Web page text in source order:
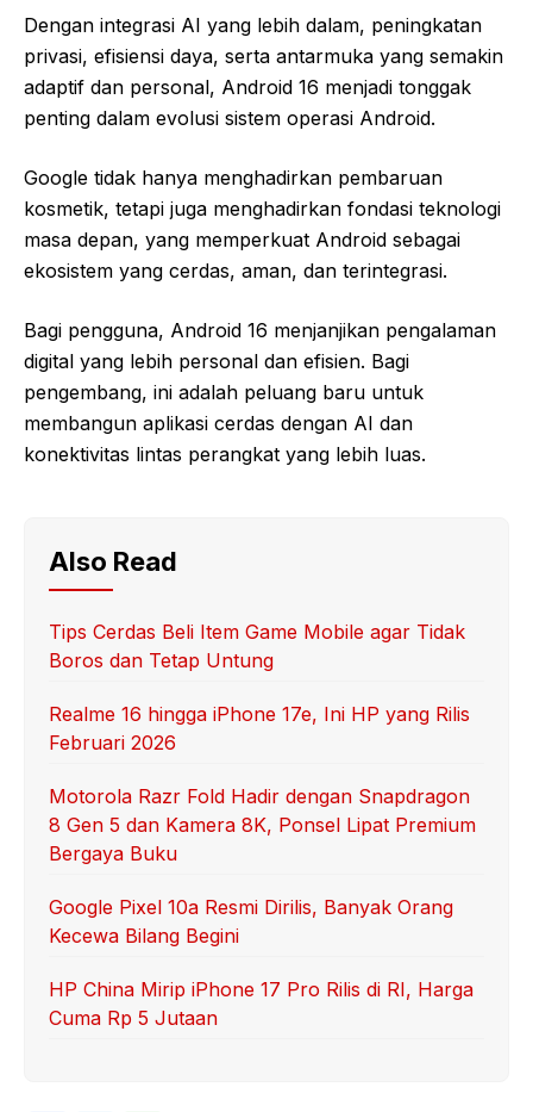
Dengan integrasi AI yang lebih dalam, peningkatan
privasi, efisiensi daya, serta antarmuka yang semakin
adaptif dan personal, Android 16 menjadi tonggak
penting dalam evolusi sistem operasi Android.
Google tidak hanya menghadirkan pembaruan
kosmetik, tetapi juga menghadirkan fondasi teknologi
masa depan, yang memperkuat Android sebagai
ekosistem yang cerdas, aman, dan terintegrasi.
Bagi pengguna, Android 16 menjanjikan pengalaman
digital yang lebih personal dan efisien. Bagi
pengembang, ini adalah peluang baru untuk
membangun aplikasi cerdas dengan AI dan
konektivitas lintas perangkat yang lebih luas.
Also Read
Tips Cerdas Beli Item Game Mobile agar Tidak
Boros dan Tetap Untung
Realme 16 hingga iPhone 17e, Ini HP yang Rilis
Februari 2026
Motorola Razr Fold Hadir dengan Snapdragon
8 Gen 5 dan Kamera 8K, Ponsel Lipat Premium
Bergaya Buku
Google Pixel 10a Resmi Dirilis, Banyak Orang
Kecewa Bilang Begini
HP China Mirip iPhone 17 Pro Rilis di RI, Harga
Cuma Rp 5 Jutaan